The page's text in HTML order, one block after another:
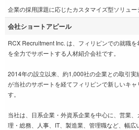
企業の採用課題に応じたカスタマイズ型ソリュ
会社ショートアピール
RCX Recruitment Inc. は、フィリピンでの就職
を全力でサポートする人材紹介会社です。
2014年の設立以来、約1,000社の企業との取引
が当社のサポートを経てフィリピンで新しいキャ
す。
当社は、日系企業・外資系企業を中心に、営業
理・総務、人事、IT、製造業、管理職など、幅広